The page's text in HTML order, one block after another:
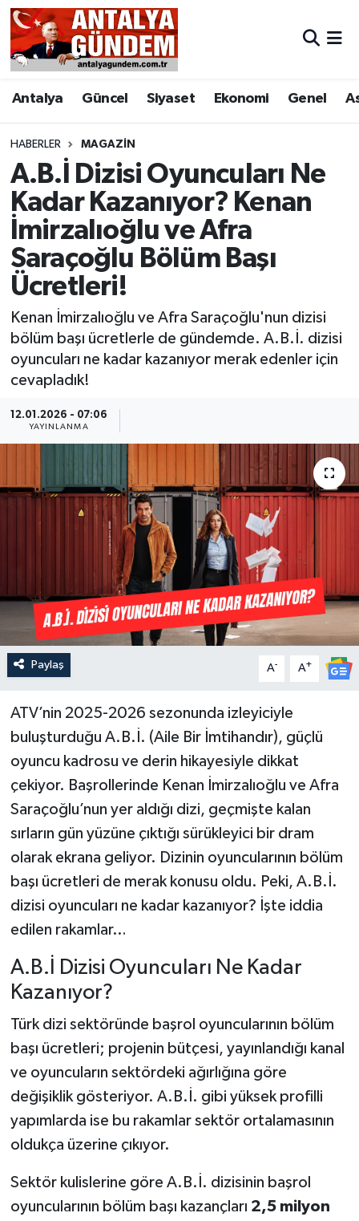
Antalya Güncel Siyaset Ekonomi Genel
HABERLER MAGAZIN
A.B.İ Dizisi Oyuncuları Ne
Kadar Kazanıyor? Kenan
İmirzalıoğlu ve Afra
Saraçoğlu Bölüm Başı
Ücretleri!
Kenan İmirzalıoğlu ve Afra Saraçoğlu'nun dizisi
bölüm başı ücretlerle de gündemde. A.B.İ. dizisi
oyuncuları ne kadar kazanıyor merak edenler için
cevapladık!
12.01.2026 - 07:06
YAYINLANMA
Paylaş A- A+
ATV’nin 2025-2026 sezonunda izleyiciyle
buluşturduğu A.B.İ. (Aile Bir İmtihandır), güçlü
oyuncu kadrosu ve derin hikayesiyle dikkat
çekiyor. Başrollerinde Kenan İmirzalıoğlu ve Afra
Saraçoğlu’nun yer aldığı dizi, geçmişte kalan
sırların gün yüzüne çıktığı sürükleyici bir dram
olarak ekrana geliyor. Dizinin oyuncularının bölüm
başı ücretleri de merak konusu oldu. Peki, A.B.İ.
dizisi oyuncuları ne kadar kazanıyor? İşte iddia
edilen rakamlar…
A.B.İ Dizisi Oyuncuları Ne Kadar
Kazanıyor?
Türk dizi sektöründe başrol oyuncularının bölüm
başı ücretleri; projenin bütçesi, yayınlandığı kanal
ve oyuncuların sektördeki ağırlığına göre
değişiklik gösteriyor. A.B.İ. gibi yüksek profilli
yapımlarda ise bu rakamlar sektör ortalamasının
oldukça üzerine çıkıyor.
Sektör kulislerine göre A.B.İ. dizisinin başrol
oyuncularının bölüm başı kazançları 2,5 milyon
Antalya
Asayiş
Bilim & Teknoloji
Bölge
EĞİTİM
Ekonomi
Genel
Görüntülü Haber
Güncel
Kültür & Sanat
Magazin
Resmi İlan
Sağlık & Yaşam
Siyaset
Spor
Antalya Nöbetçi Eczaneler
Antalya Hava Durumu
Antalya Namaz Vakitleri
Antalya Trafik Yoğunluk Haritası
Süper Lig Puan Durumu ve Fikstür
Tüm Manşetler
Son Dakika Haberleri
Haber Arşivi